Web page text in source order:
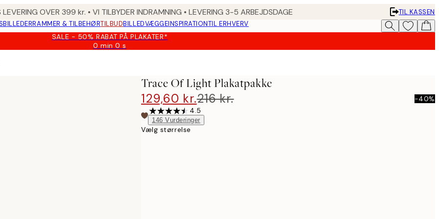
LEVERING OVER 399 kr. • VI TILBYDER INDRAMNING • LEVERING 3-5 ARBEJDSDAGE
TIL KASSEN
RAMMER & TILBEHØRTILBUDBILLEDVÆGGEINSPIRATIONTIL ERHVERV
SALE - 50% RABAT PÅ PLAKATER*
0 min0 s
Gyldig
Trace Of Light Plakatpakke
129,60 kr.216 kr.
-40%
4.5
146 Vurderinger
Vælg størrelse